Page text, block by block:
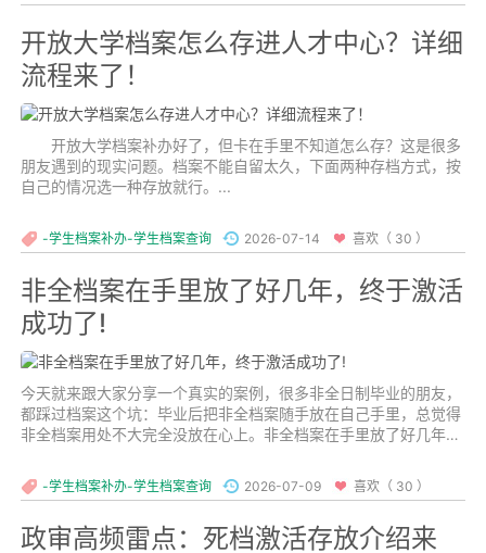
开放大学档案怎么存进人才中心？详细
流程来了！
开放大学档案补办好了，但卡在手里不知道怎么存？这是很多
朋友遇到的现实问题。档案不能自留太久，下面两种存档方式，按
自己的情况选一种存放就行。...
-学生档案补办-学生档案查询 2026-07-14 喜欢（ 30 ）
非全档案在手里放了好几年，终于激活
成功了!
今天就来跟大家分享一个真实的案例，很多非全日制毕业的朋友，
都踩过档案这个坑：毕业后把非全档案随手放在自己手里，总觉得
非全档案用处不大完全没放在心上。非全档案在手里放了好几年，
-学生档案补办-学生档案查询 2026-07-09 喜欢（ 30 ）
政审高频雷点：死档激活存放介绍来